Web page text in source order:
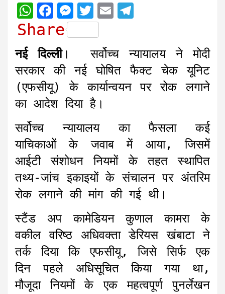
W
h
a
t
s
A
p
p
F
a
c
e
b
o
o
k
M
e
s
e
n
g
e
r
T
w
i
t
t
e
r
E
i
l
e
g
r
Share
नई दिल्ली। सर्वोच्च न्यायालय ने मोदी
सरकार की नई घोषित फैक्ट चेक यूनिट
(एफसीयू) के कार्यान्वयन पर रोक लगाने
का आदेश दिया है।
सर्वोच्च न्यायालय का फैसला कई
याचिकाओं के जवाब में आया, जिसमें
आईटी संशोधन नियमों के तहत स्थापित
तथ्य-जांच इकाइयों के संचालन पर अंतरिम
रोक लगाने की मांग की गई थी।
स्टैंड अप कामेडियन कुणाल कामरा के
वकील वरिष्ठ अधिवक्ता डेरियस खंबाटा ने
तर्क दिया कि एफसीयू, जिसे सिर्फ एक
दिन पहले अधिसूचित किया गया था,
मौजूदा नियमों के एक महत्वपूर्ण पुनर्लेखन